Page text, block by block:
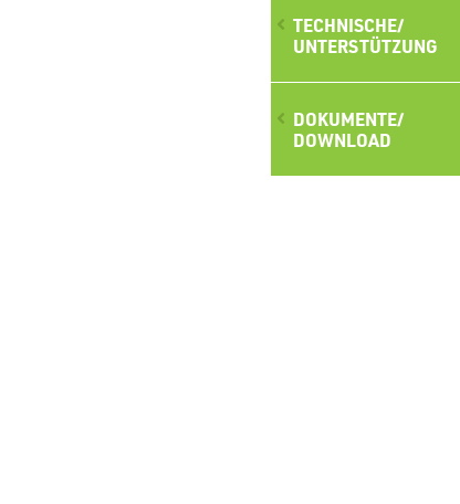
TECHNISCHE/
UNTERSTÜTZUNG
DOKUMENTE/
DOWNLOAD